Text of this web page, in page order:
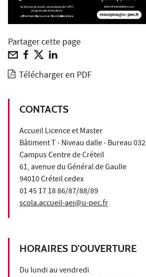
Partager cette page
Télécharger en PDF
CONTACTS
Accueil Licence et Master
Bâtiment T - Niveau dalle - Bureau 032
Campus Centre de Créteil
61, avenue du Général de Gaulle
94010 Créteil cedex
01 45 17 18 86/87/88/89
scola.accueil-aei@u-pec.fr
HORAIRES D'OUVERTURE
Du lundi au vendredi